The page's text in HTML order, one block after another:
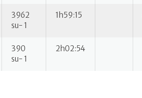
3962
su- 1
1h59:15
390
su- 1
2h02:54